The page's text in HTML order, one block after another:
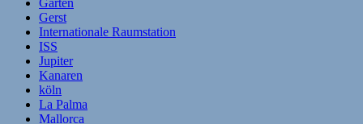
Gerst
Internationale Raumstation
ISS
Jupiter
Kanaren
köln
La Palma
Mallorca